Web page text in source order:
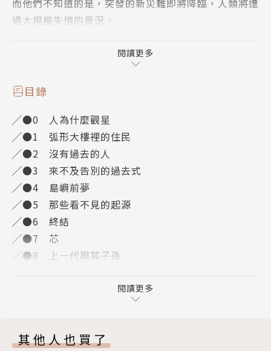
而他們不知道的是，突發的新災難即將降臨，人類將遭
遇大規模失憶的景況。
就像COVID-19席捲人類社會時的措手不及，當一個、
兩個、三個……越來越多人突然在瞬間失去記憶，生活
停擺、社會崩解，人們才意識到，新出現的卡曼病毒就
它們推出的保存機器讓各國爭先恐後爭取名額，上傳記
憶。當科技再度成為生存與政治的一環，陸依蓓和麥雅
文則各自經歷恐懼、自我懷疑、失落，以及彼此對於記
憶的不同價值觀。
那日，終於迎來了生命中最關鍵的一刻。
國家級警報大響，陸依蓓和麥雅文逃出大樓，躲進地下
室，眼前的景色分不清是流星墜落、抑或軍事攻擊。記
生活的可能？還是代表將墜入一場永不甦醒的惡夢？
結合台灣近幾年的社會經歷：既有社會運動如：反送
閱讀更多
目錄
╱●0 人為什麼觀星
╱●1 弧形大樓裡的住民
╱●2 沒有過去的人
╱●3 來不及告別的過去式
╱●4 島嶼前夢
╱●5 那些看不見的起源
╱●6 終結
╱●7 芯
╱●8 上一代與其子孫
╱●10 當大樓攔腰震倒之後
╱●13 真假實驗
閱讀更多
其他人也買了